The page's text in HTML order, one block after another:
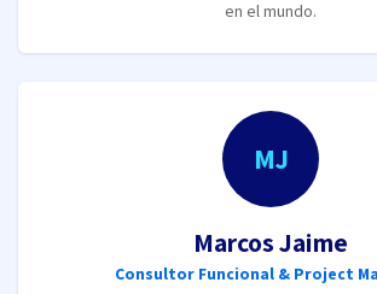
en el mundo.
MJ
Marcos Jaime
Consultor Funcional & Project